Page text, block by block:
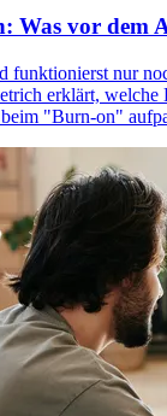
Was vor dem
funktionierst nur
erklärt, welche
"Burn-on"